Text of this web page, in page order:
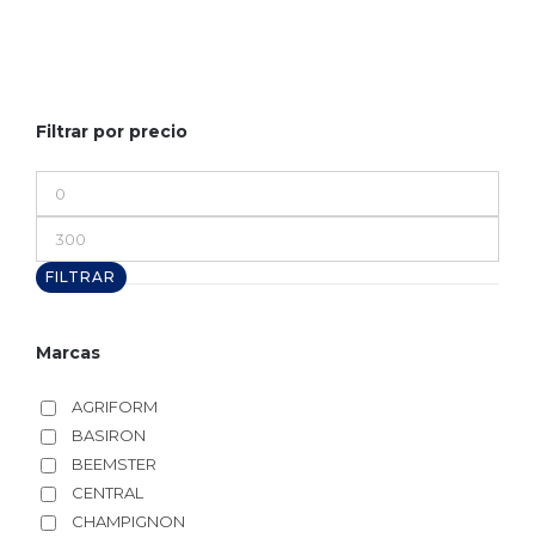
Filtrar por precio
mínimo
máximo
FILTRAR
Marcas
AGRIFORM
BASIRON
BEEMSTER
CENTRAL
CHAMPIGNON